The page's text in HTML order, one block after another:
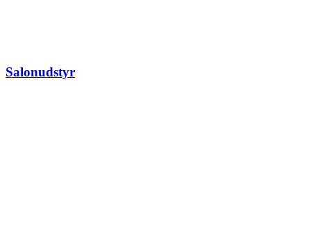
Salonudstyr